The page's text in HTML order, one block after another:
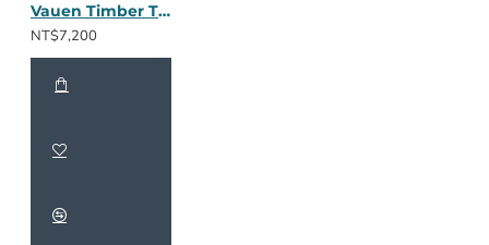
Vauen Timber TM104
NT$7,200